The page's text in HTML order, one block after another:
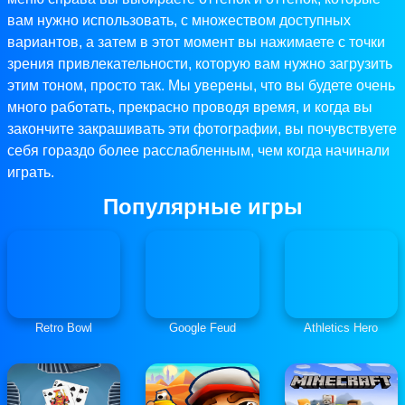
вам нужно использовать, с множеством доступных
вариантов, а затем в этот момент вы нажимаете с точки
зрения привлекательности, которую вам нужно загрузить
этим тоном, просто так. Мы уверены, что вы будете очень
много работать, прекрасно проводя время, и когда вы
закончите закрашивать эти фотографии, вы почувствуете
себя гораздо более расслабленным, чем когда начинали
играть.
Популярные игры
Retro Bowl Google Feud Athletics Hero